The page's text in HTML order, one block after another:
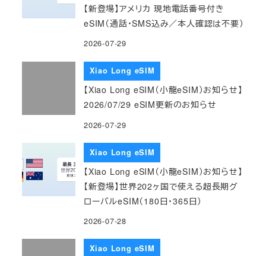
【新登場】アメリカ 現地電話番号付き
eSIM（通話・SMS込み／本人確認は不要）
2026-07-29
Xiao Long eSIM
【Xiao Long eSIM（小龍eSIM）お知らせ】
2026/07/29 eSIM更新のお知らせ
2026-07-29
Xiao Long eSIM
【Xiao Long eSIM（小龍eSIM）お知らせ】
【新登場】世界202ヶ国で使える超長期グ
ローバルeSIM（180日・365日）
2026-07-28
Xiao Long eSIM